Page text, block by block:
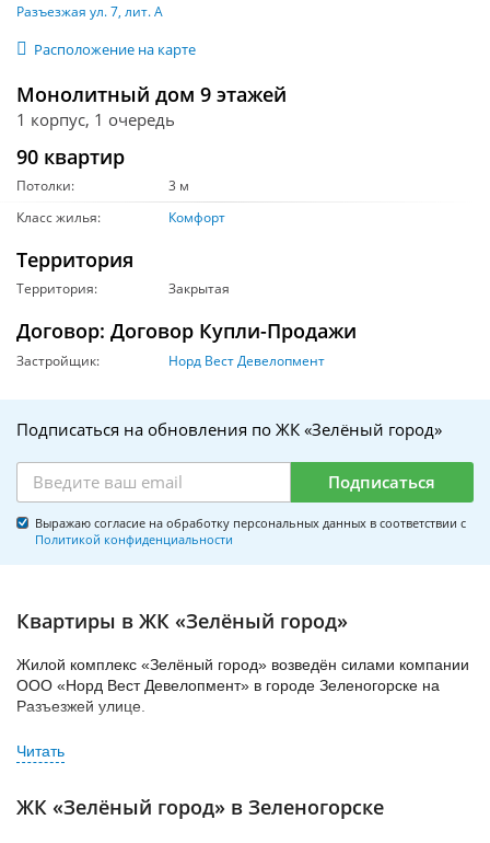
Разъезжая ул. 7, лит. А
Расположение на карте
Монолитный дом 9 этажей
1 корпус, 1 очередь
90 квартир
Потолки:
3 м
Класс жилья:
Комфорт
Территория
Территория: Закрытая
Договор: Договор Купли-Продажи
Застройщик: Норд Вест Девелопмент
Подписаться на обновления по ЖК «Зелёный город»
Подписаться
Выражаю согласие на обработку персональных данных в соответствии с
Политикой конфиденциальности
Квартиры в ЖК «Зелёный город»
Жилой комплекс «Зелёный город» возведён силами компании
ООО «Норд Вест Девелопмент» в городе Зеленогорске на
Разъезжей улице.
Двухсекционный монолитный дом выполнен в классическом
стиле и имеет в высоту 9 этажей. Светло-серый фасад и
Кроме того, двор будет буквально утоплен в зелени. На
ЖК «Зелёный город» в Зеленогорске